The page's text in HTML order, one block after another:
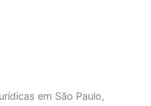
em São Paulo,